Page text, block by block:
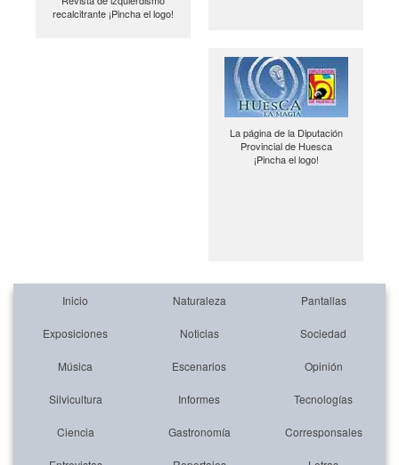
recalcitrante ¡Pincha el logo!
La página de la Diputación
Provincial de Huesca
¡Pincha el logo!
Inicio Naturaleza Pantallas
Exposiciones Noticias Sociedad
Música Escenarios Opinión
Silvicultura Informes Tecnologías
Ciencia Gastronomía Corresponsales